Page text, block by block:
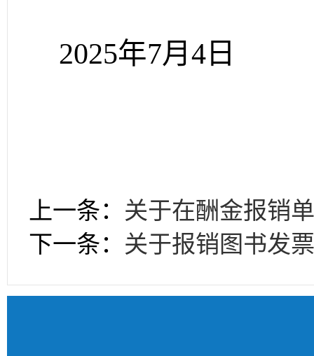
2025年7月 4日
上一条： 关于在酬金报销
下一条： 关于报销图书发